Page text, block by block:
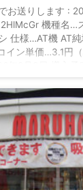
、リセット
お送りします :
機種名…
仕様…AT機 AT
ン単価…3.1円